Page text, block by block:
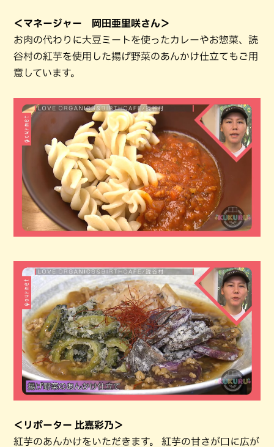
＜マネージャー 岡田亜里咲さん＞
お肉の代わりに大豆ミートを使ったカレーやお惣菜、読
谷村の紅芋を使用した揚げ野菜のあんかけ仕立てもご用
意しています。
＜リポーター 比嘉彩乃＞
紅芋のあんかけをいただきます。 紅芋の甘さが口に広が